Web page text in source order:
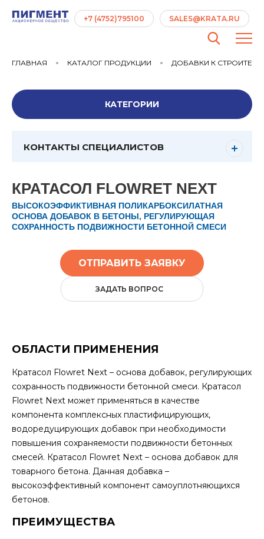
ГЛАВНАЯ КАТАЛОГ ПРОДУКЦИИ ДОБАВКИ К
КАТЕГОРИИ
КОНТАКТЫ СПЕЦИАЛИСТОВ
КРАТАСОЛ FLOWRET NEXT
ВЫСОКОЭФФИКТИВНАЯ ПОЛИКАРБОКСИЛАТНАЯ
ОСНОВА ДОБАВОК В БЕТОНЫ, РЕГУЛИРУЮЩАЯ
СОХРАННОСТЬ ПОДВИЖНОСТИ БЕТОННОЙ СМЕСИ
ОТПРАВИТЬ ЗАЯВКУ
ЗАДАТЬ ВОПРОС
ОБЛАСТИ ПРИМЕНЕНИЯ
Кратасол Flowret Next – основа добавок, регулирующих
сохранность подвижности бетонной смеси. Кратасол
Flowret Next может применяться в качестве
компонента комплексных пластифицирующих,
водоредуцирующих добавок при необходимости
повышения сохраняемости подвижности бетонных
смесей. Кратасол Flowret Next – основа добавок для
товарного бетона. Данная добавка –
высокоэффективный компонент самоуплотняющихся
бетонов.
ПРЕИМУЩЕСТВА